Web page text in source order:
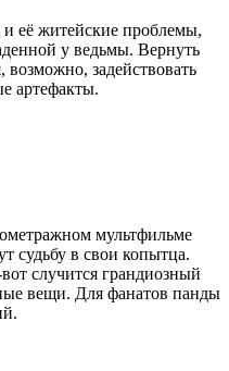
её житейские проблемы,
у ведьмы. Вернуть
возможно, задействовать
артефакты.
мультфильме
судьбу в свои копытца.
случится грандиозный
вещи. Для фанатов панды